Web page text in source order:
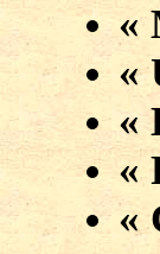
«
«
«
«
«